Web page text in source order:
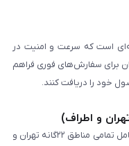
است که سرعت و امنیت در
برای سفارش‌های فوری فراهم
خود را دریافت کنند.
و اطراف)
ارسال از طریق پیک موتوری در گوشی آنلاین شامل تمامی مناطق ۲۲گانه تهران و